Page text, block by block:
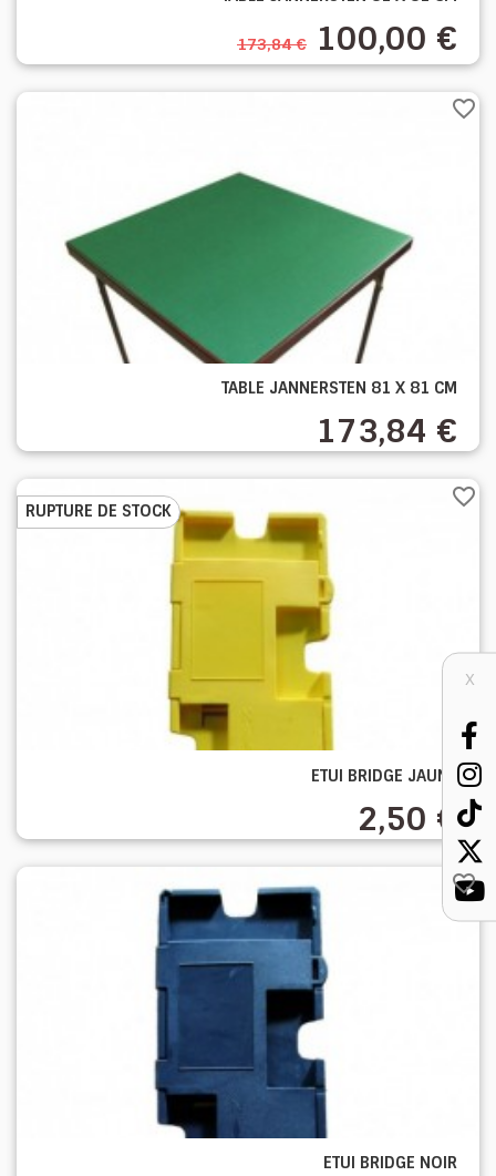
173,84 € 100,00 €
TABLE JANNERSTEN 81 X 81 CM
173,84 €
favorite_border
ETUI BRIDGE JAUNE
2,50 €
RUPTURE DE STOCK
favorite_border
ETUI BRIDGE NOIR
favorite_border
X